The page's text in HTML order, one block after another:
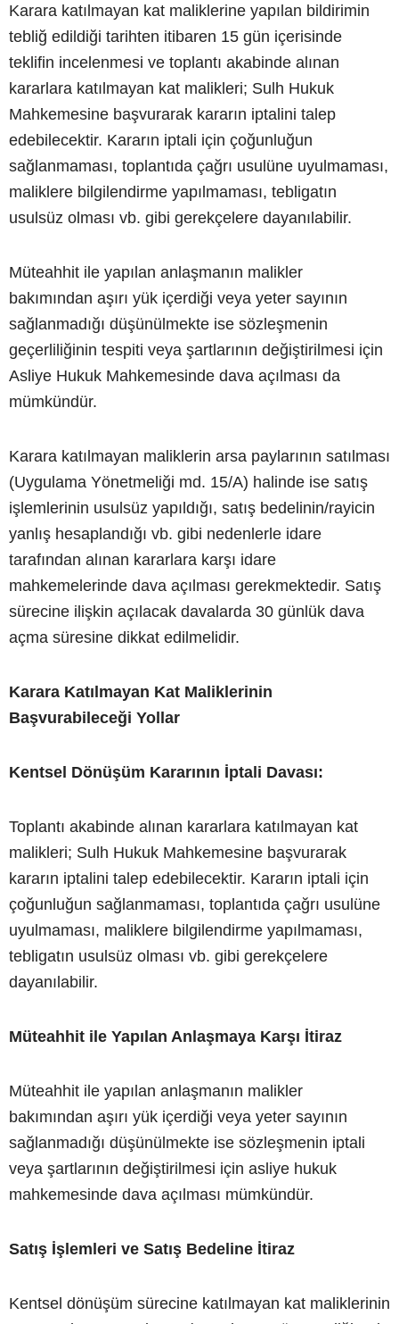
Karara katılmayan kat maliklerine yapılan bildirimin
tebliğ edildiği tarihten itibaren 15 gün içerisinde
teklifin incelenmesi ve toplantı akabinde alınan
kararlara katılmayan kat malikleri; Sulh Hukuk
Mahkemesine başvurarak kararın iptalini talep
edebilecektir. Kararın iptali için çoğunluğun
sağlanmaması, toplantıda çağrı usulüne uyulmaması,
maliklere bilgilendirme yapılmaması, tebligatın
usulsüz olması vb. gibi gerekçelere dayanılabilir.
Müteahhit ile yapılan anlaşmanın malikler
bakımından aşırı yük içerdiği veya yeter sayının
sağlanmadığı düşünülmekte ise sözleşmenin
geçerliliğinin tespiti veya şartlarının değiştirilmesi için
Asliye Hukuk Mahkemesinde dava açılması da
mümkündür.
Karara katılmayan maliklerin arsa paylarının satılması
(Uygulama Yönetmeliği md. 15/A) halinde ise satış
işlemlerinin usulsüz yapıldığı, satış bedelinin/rayicin
yanlış hesaplandığı vb. gibi nedenlerle idare
tarafından alınan kararlara karşı idare
mahkemelerinde dava açılması gerekmektedir. Satış
sürecine ilişkin açılacak davalarda 30 günlük dava
açma süresine dikkat edilmelidir.
Karara Katılmayan Kat Maliklerinin
Başvurabileceği Yollar
Kentsel Dönüşüm Kararının İptali Davası:
Toplantı akabinde alınan kararlara katılmayan kat
malikleri; Sulh Hukuk Mahkemesine başvurarak
kararın iptalini talep edebilecektir. Kararın iptali için
çoğunluğun sağlanmaması, toplantıda çağrı usulüne
uyulmaması, maliklere bilgilendirme yapılmaması,
tebligatın usulsüz olması vb. gibi gerekçelere
dayanılabilir.
Müteahhit ile Yapılan Anlaşmaya Karşı İtiraz
Müteahhit ile yapılan anlaşmanın malikler
bakımından aşırı yük içerdiği veya yeter sayının
sağlanmadığı düşünülmekte ise sözleşmenin iptali
veya şartlarının değiştirilmesi için asliye hukuk
mahkemesinde dava açılması mümkündür.
Satış İşlemleri ve Satış Bedeline İtiraz
Kentsel dönüşüm sürecine katılmayan kat maliklerinin